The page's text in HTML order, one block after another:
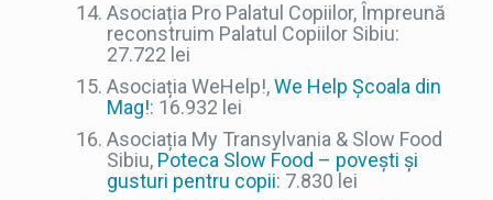
Asociația Pro Palatul Copiilor, Împreună
reconstruim Palatul Copiilor Sibiu:
27.722 lei
Asociația WeHelp!,We Help Școala din
Mag!: 16.932 lei
Asociația My Transylvania & Slow Food
Sibiu, Poteca Slow Food – povești și
gusturi pentru copii: 7.830 lei